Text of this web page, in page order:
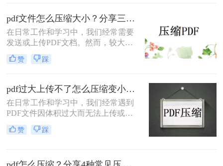
以内呢？本文将介绍两种常用的PDF
压缩方法。
pdf文件怎么压缩大小？分享三种实用压缩方法！
在日常工作和学习中，我们经常需要
发送或上传PDF文档。然而，较大的
文件可能会导致传输缓慢或者无法满
足上传限制。那么pdf文件怎么压缩大
缩方法，帮助你轻松减小文件大小。
赞 踩
pdf过大上传不了怎么压缩变小？快来试试这3种压缩方法！
在日常工作和学习中，我们经常遇到
PDF文件因体积过大而无法上传或分
享的情况。那么pdf过大上传不了怎么
压缩变小呢？为了帮助您轻松应对这
赞 踩